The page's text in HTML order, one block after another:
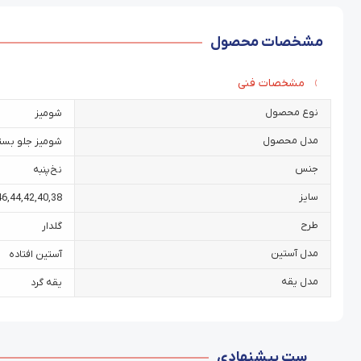
مشخصات محصول
مشخصات فنی
نوع محصول شومیز
مدل محصول شومیز جلو
جنس نخ‌پنبه
سایز 38
,
40
,
42
,
44
,
طرح گلدار
مدل آستین آستین افتاده
مدل یقه یقه گرد